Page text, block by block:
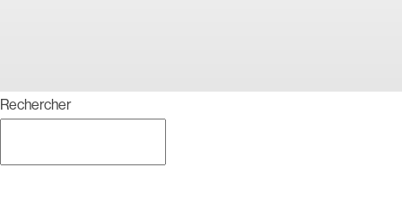
Rechercher